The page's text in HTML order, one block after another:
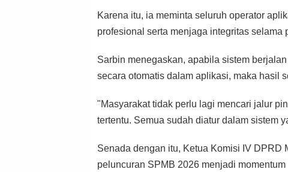
Karena itu, ia meminta seluruh operator
profesional serta menjaga integritas selama
Sarbin menegaskan, apabila sistem
secara otomatis dalam aplikasi, maka hasil
"Masyarakat tidak perlu lagi mencari jalur
tertentu. Semua sudah diatur dalam sistem
Senada dengan itu, Ketua Komisi IV DPRD
peluncuran SPMB 2026 menjadi